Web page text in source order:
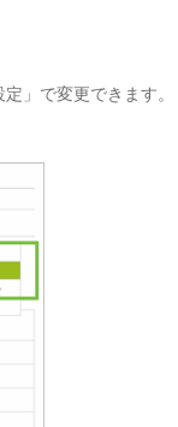
」で変更できます。